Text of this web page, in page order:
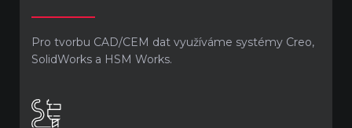
Pro tvorbu CAD/CEM dat využíváme systémy Creo,
SolidWorks a HSM Works.